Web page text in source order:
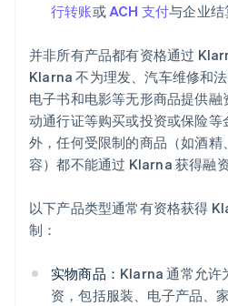
行转账或ACH 支付与企业结
并非所有产品都有资格通过
Klarna 不为理发、汽车维修和法
电子书和电影等无形商品提供
动通行证等购买或投资或保险
外，任何受限制的商品（如酒
容）都不能通过 Klarna 获得融资
以下产品类型通常有资格获得
制：
实物商品： Klarna 通常允许
资，包括服装、电子产品、